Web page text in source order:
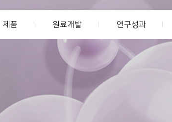
제품 원료개발 연구성과